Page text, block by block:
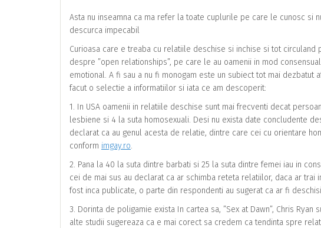
Asta nu inseamna ca ma refer la toate cuplurile pe care le cunosc si
descurca impecabil
Curioasa care e treaba cu relatiile deschise si inchise si tot
despre ”open relationships”, pe care le au oamenii in mod
emotional. A fi sau a nu fi monogam este un subiect tot mai
facut o selectie a informatiilor si iata ce am descoperit:
1. In USA oamenii in relatiile deschise sunt mai frecventi decat
lesbiene si 4 la suta homosexuali. Desi nu exista date concludente
declarat ca au genul acesta de relatie, dintre care cei cu orientare
conform imgay.ro.
2. Pana la 40 la suta dintre barbati si 25 la suta dintre femei iau in
cei de mai sus au declarat ca ar schimba reteta relatiilor, daca ar
fost inca publicate, o parte din respondenti au sugerat ca ar fi
3. Dorinta de poligamie exista In cartea sa, ”Sex at Dawn”, Chris
alte studii sugereaza ca e mai corect sa credem ca tendinta spre